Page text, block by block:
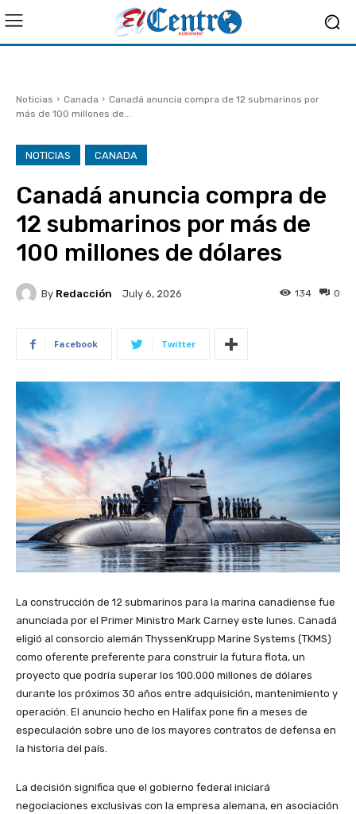
Noticias Canada
Canadá anuncia compra de 12 submarinos por
más de 100 millones de...
NOTICIAS CANADA
Canadá anuncia compra de
12 submarinos por más de
100 millones de dólares
By Redacción July 6, 2026 0
134
Facebook Twitter
La construcción de 12 submarinos para la marina canadiense fue
anunciada por el Primer Ministro Mark Carney este lunes. Canadá
eligió al consorcio alemán ThyssenKrupp Marine Systems (TKMS)
como oferente preferente para construir la futura flota, un
proyecto que podría superar los 100.000 millones de dólares
durante los próximos 30 años entre adquisición, mantenimiento y
operación. El anuncio hecho en Halifax pone fin a meses de
especulación sobre uno de los mayores contratos de defensa en
la historia del país.
La decisión significa que el gobierno federal iniciará
negociaciones exclusivas con la empresa alemana, en asociación